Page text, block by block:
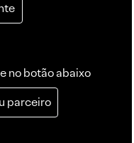
no botão abaixo
parceiro